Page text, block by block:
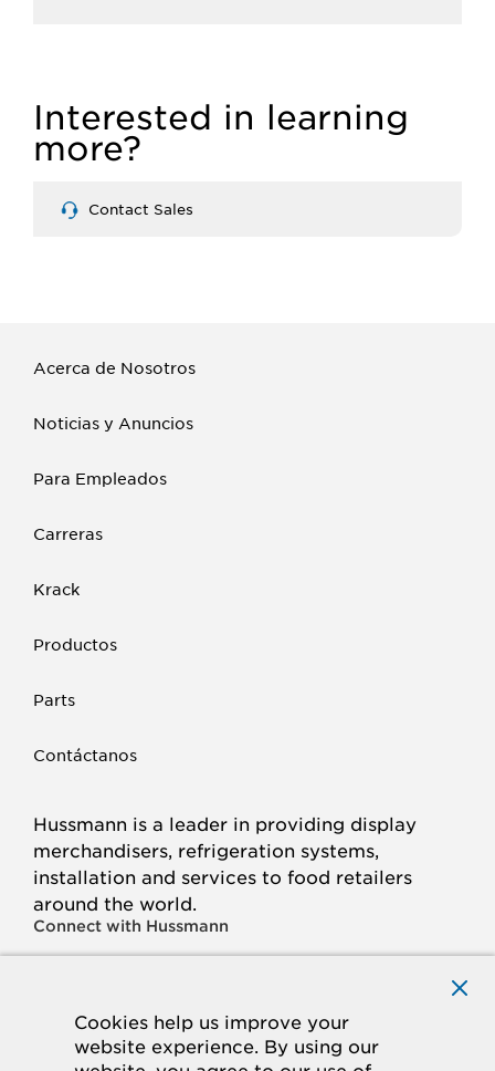
Cookies help us improve your
website experience. By using our
Interested in learning
more?
Contact Sales
Acerca de Nosotros
Noticias y Anuncios
Para Empleados
Carreras
Krack
Productos
Parts
Contáctanos
Hussmann is a leader in providing display
merchandisers, refrigeration systems,
installation and services to food retailers
around the world.
Connect with Hussmann
IN
© 2026 Hussmann Corporation. All rights reserved.